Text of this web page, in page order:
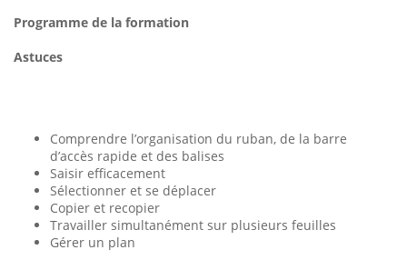
Programme de la formation
Astuces
Comprendre l’organisation du ruban, de la barre
d’accès rapide et des balises
Saisir efficacement
Sélectionner et se déplacer
Copier et recopier
Travailler simultanément sur plusieurs feuilles
Gérer un plan